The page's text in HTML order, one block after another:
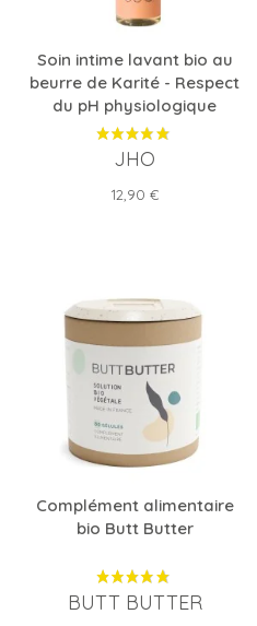
Soin intime lavant bio au
beurre de Karité - Respect
du pH physiologique
JHO
Prix
12,90 €
Complément alimentaire
bio Butt Butter
BUTT BUTTER